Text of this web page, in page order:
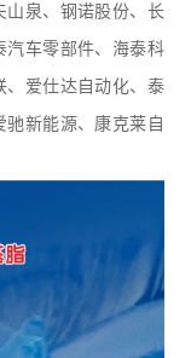
山泉、钢诺股份、长
汽车零部件、海泰科
、爱仕达自动化、泰
新能源、康克莱自